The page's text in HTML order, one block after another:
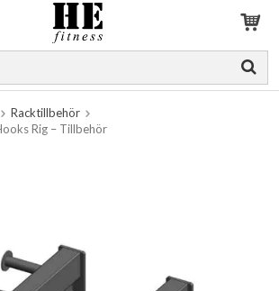
Racktillbehör
Rig – Tillbehör